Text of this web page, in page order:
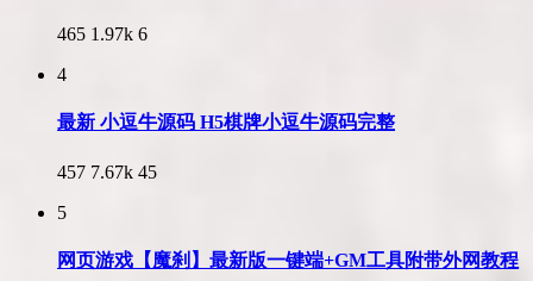
465 1.97k 6
4
最新 小逗牛源码 H5棋牌小逗牛源码完整
457 7.67k 45
5
网页游戏【魔刹】最新版一键端+GM工具附带外网教程